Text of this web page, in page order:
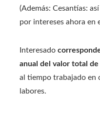
(Además: Cesantías:
por intereses ahora en
Interesado
anual del valor total de
al tiempo trabajado en
labores.